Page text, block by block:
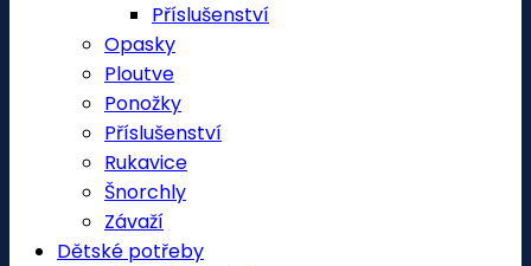
Příslušenství
Opasky
Ploutve
Ponožky
Příslušenství
Rukavice
Šnorchly
Závaží
Dětské potřeby